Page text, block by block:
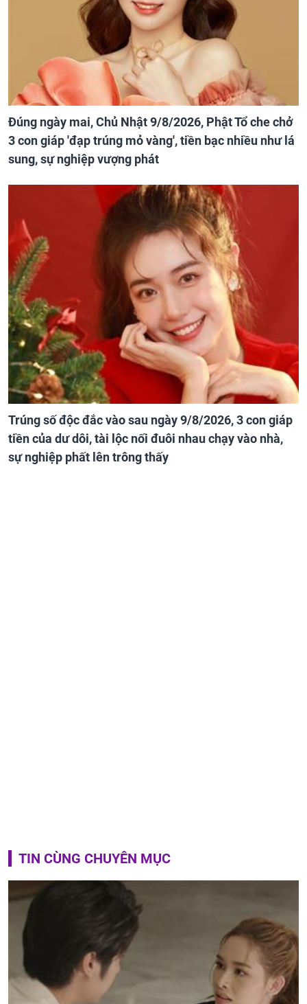
Đúng ngày mai, Chủ Nhật 9/8/2026, Phật Tổ che chở
3 con giáp 'đạp trúng mỏ vàng', tiền bạc nhiều như lá
sung, sự nghiệp vượng phát
Trúng số độc đắc vào sau ngày 9/8/2026, 3 con giáp
tiền của dư dôi, tài lộc nối đuôi nhau chạy vào nhà,
sự nghiệp phất lên trông thấy
TIN CÙNG CHUYÊN MỤC